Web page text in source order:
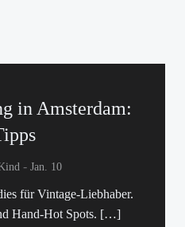
in Amsterdam:
- Jan. 10
für Vintage-Liebhaber.
Hand-Hot Spots. […]